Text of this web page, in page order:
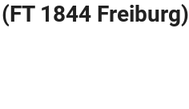
1844 Freiburg)